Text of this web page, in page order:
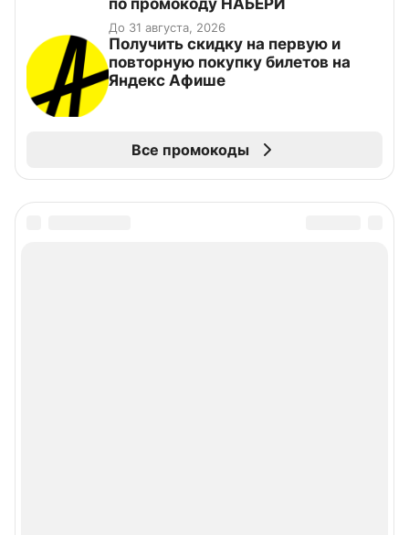
До 31 августа, 2026
Получить скидку на первую и
повторную покупку билетов на
Яндекс Афише
Все промокоды